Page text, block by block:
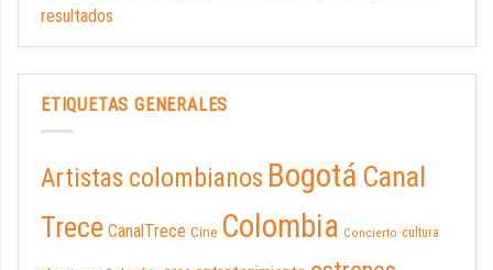
resultados
ETIQUETAS GENERALES
Artistas colombianos Bogotá Canal
Trece CanalTrece Cine Colombia Concierto cultura